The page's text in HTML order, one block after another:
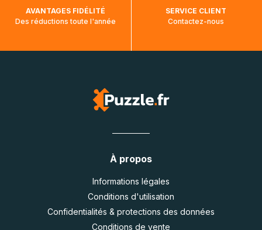
AVANTAGES FIDÉLITÉ
Des réductions toute l'année
SERVICE CLIENT
Contactez-nous
À propos
Informations légales
Conditions d'utilisation
Confidentialités & protections des données
Conditions de vente